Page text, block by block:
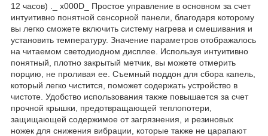
12 часов) ._ x000D_ Простое управление в основном за счет
интуитивно понятной сенсорной панели, благодаря которому
вы легко сможете включить систему нагрева и смешивания и
установить температуру. Значение параметров отображалось
на читаемом светодиодном дисплее. Используя интуитивно
понятный, плотно закрытый метчик, вы можете отмерить
порцию, не проливая ее. Съемный поддон для сбора капель,
который легко чистится, поможет содержать устройство в
чистоте. Удобство использования также повышается за счет
прочной крышки, предотвращающей теплопотери,
защищающей содержимое от загрязнения, и резиновых
ножек для снижения вибрации, которые также не царапают